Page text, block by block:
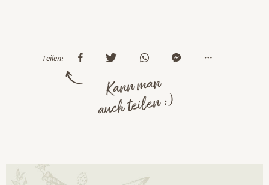
Teilen:
Kann man
auch teilen :)